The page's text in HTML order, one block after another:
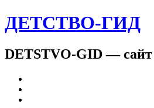
ДЕТСТВО-ГИД
DETSTVO-GID — сайт